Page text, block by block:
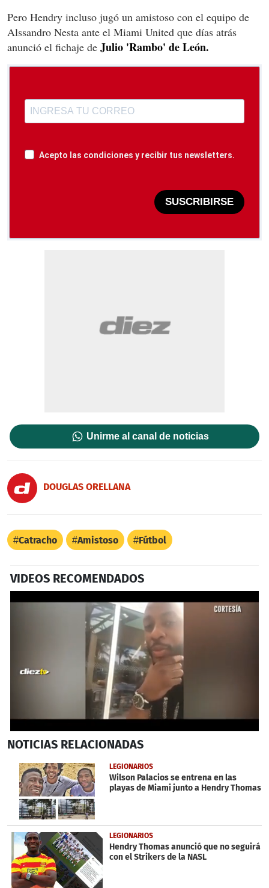
Pero Hendry incluso jugó un amistoso con el equipo de
Alssandro Nesta ante el Miami United que días atrás
anunció el fichaje de Julio 'Rambo' de León.
Acepto las condiciones y recibir tus newsletters.
SUSCRIBIRSE
Unirme al canal de noticias
DOUGLAS ORELLANA
Catracho Amistoso Fútbol
VIDEOS RECOMENDADOS
seconds
12
minutes,
second
NOTICIAS RELACIONADAS
LEGIONARIOS
Wilson Palacios se entrena en las
playas de Miami junto a Hendry Thomas
LEGIONARIOS
Hendry Thomas anunció que no seguirá
con el Strikers de la NASL